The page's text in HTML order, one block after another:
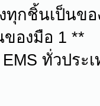
ทุกชิ้นเป็นข
ของมือ 1 **
ทั่วประ